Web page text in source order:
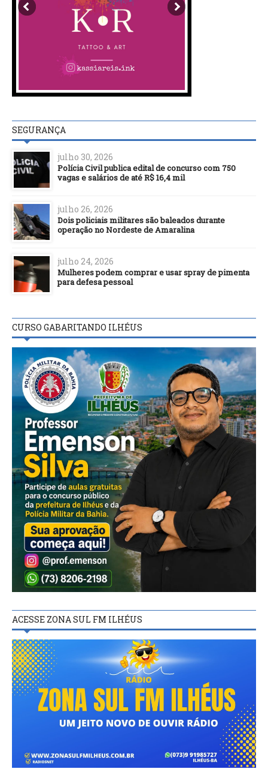
SEGURANÇA
julho 30, 2026
Polícia Civil publica edital de concurso com 750
vagas e salários de até R$ 16,4 mil
julho 26, 2026
Dois policiais militares são baleados durante
operação no Nordeste de Amaralina
julho 24, 2026
Mulheres podem comprar e usar spray de pimenta
para defesa pessoal
CURSO GABARITANDO ILHÉUS
ACESSE ZONA SUL FM ILHÉUS